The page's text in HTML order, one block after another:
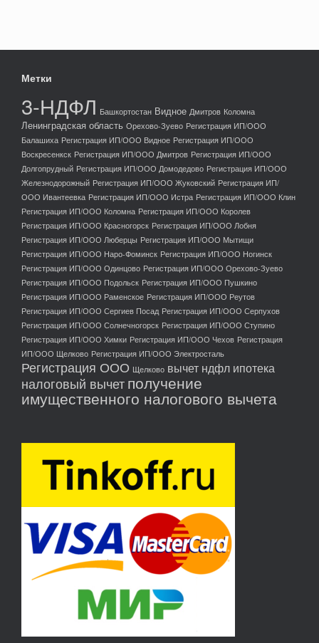
Метки
3-НДФЛ Башкортостан Видное Дмитров Коломна
Ленинградская область Орехово-Зуево Регистрация ИП/ООО
Балашиха Регистрация ИП/ООО Видное Регистрация ИП/ООО
Воскресенкск Регистрация ИП/ООО Дмитров Регистрация ИП/ООО
Долгопрудный Регистрация ИП/ООО Домодедово Регистрация ИП/ООО
Железнодорожный Регистрация ИП/ООО Жуковский Регистрация ИП/
ООО Ивантеевка Регистрация ИП/ООО Истра Регистрация ИП/ООО Клин
Регистрация ИП/ООО Коломна Регистрация ИП/ООО Королев
Регистрация ИП/ООО Красногорск Регистрация ИП/ООО Лобня
Регистрация ИП/ООО Люберцы Регистрация ИП/ООО Мытищи
Регистрация ИП/ООО Наро-Фоминск Регистрация ИП/ООО Ногинск
Регистрация ИП/ООО Одинцово Регистрация ИП/ООО Орехово-Зуево
Регистрация ИП/ООО Подольск Регистрация ИП/ООО Пушкино
Регистрация ИП/ООО Раменское Регистрация ИП/ООО Реутов
Регистрация ИП/ООО Сергиев Посад Регистрация ИП/ООО Серпухов
Регистрация ИП/ООО Солнечногорск Регистрация ИП/ООО Ступино
Регистрация ИП/ООО Химки Регистрация ИП/ООО Чехов Регистрация
ИП/ООО Щелково Регистрация ИП/ООО Электросталь
Регистрация ООО Щелково вычет ндфл ипотека
налоговый вычетполучение
имущественного налогового вычета